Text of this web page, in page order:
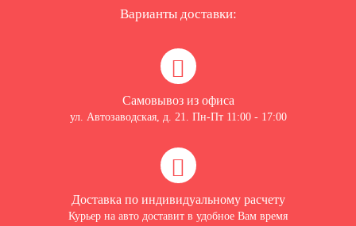
Варианты доставки:
Самовывоз из офиса
ул. Автозаводская, д. 21. Пн-Пт 11:00 - 17:00
Доставка по индивидуальному расчету
Курьер на авто доставит в удобное Вам время